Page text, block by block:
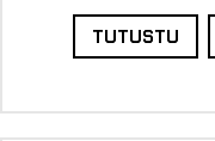
TUTUSTU